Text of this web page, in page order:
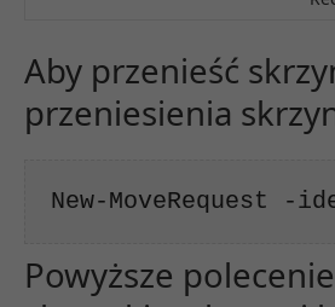
Aby przenieść
przeniesienia
New-MoveRequest -
Powyższe